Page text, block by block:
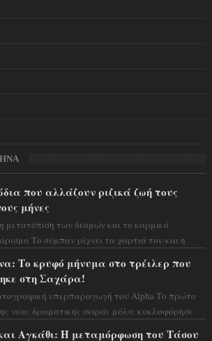
που αλλάζουν ριζικά ζωή τους
μήνες
μετατόπιση των δεσμών και το καρμικό
Το σύμπαν ρίχνει τα χαρτιά του και η
Το κρυφό μήνυμα στο τρέιλερ που
στη Σαχάρα!
υπερπαραγωγή του Alpha Το πρώτο
νέας δραματικής σειράς μόλις κυκλοφόρησε
Αγκάθι: Η μεταμόρφωση του Τάσου